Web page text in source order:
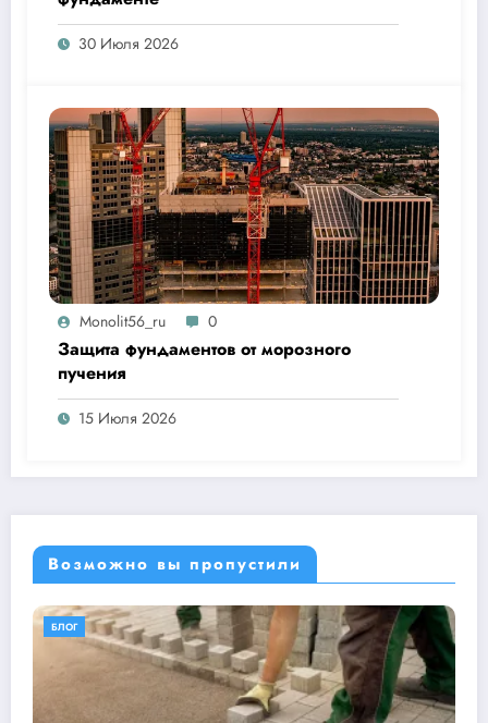
30 Июля 2026
Monolit56_ru 0
Защита фундаментов от морозного
пучения
15 Июля 2026
Возможно вы пропустили
БЛОГ